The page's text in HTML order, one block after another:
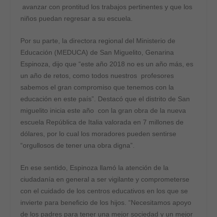
avanzar con prontitud los trabajos pertinentes y que los
niños puedan regresar a su escuela.
Por su parte, la directora regional del Ministerio de
Educación (MEDUCA) de San Miguelito, Genarina
Espinoza, dijo que “este año 2018 no es un año más, es
un año de retos, como todos nuestros profesores
sabemos el gran compromiso que tenemos con la
educación en este país”. Destacó que el distrito de San
miguelito inicia este año con la gran obra de la nueva
escuela República de Italia valorada en 7 millones de
dólares, por lo cual los moradores pueden sentirse
“orgullosos de tener una obra digna”.
En ese sentido, Espinoza llamó la atención de la
ciudadanía en general a ser vigilante y comprometerse
con el cuidado de los centros educativos en los que se
invierte para beneficio de los hijos. “Necesitamos apoyo
de los padres para tener una mejor sociedad y un mejor